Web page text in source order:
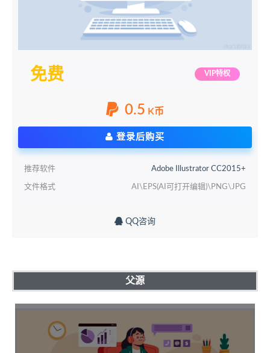
免费 VIP特权
0.5 K币
登录后购买
推荐软件 Adobe Illustrator CC2015+
文件格式 AI\EPS(AI可打开编辑)\PNG\JPG
QQ咨询
父源